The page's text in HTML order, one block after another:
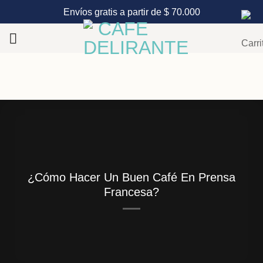
al
contenido
Envíos gratis a partir de $ 70.000
¿Cómo Hacer Un Buen Café En Prensa
Francesa?